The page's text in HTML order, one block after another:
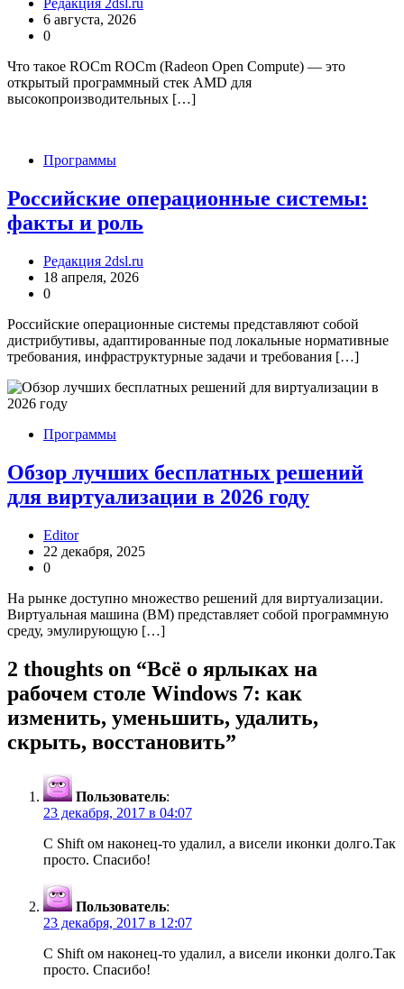
Редакция 2dsl.ru
6 августа, 2026
0
Что такое ROCm ROCm (Radeon Open Compute) — это
открытый программный стек AMD для
высокопроизводительных […]
Программы
Российские операционные системы:
факты и роль
Редакция 2dsl.ru
18 апреля, 2026
0
Российские операционные системы представляют собой
дистрибутивы, адаптированные под локальные нормативные
требования, инфраструктурные задачи и требования […]
Программы
Обзор лучших бесплатных решений
для виртуализации в 2026 году
Editor
22 декабря, 2025
0
На рынке доступно множество решений для виртуализации.
Виртуальная машина (ВМ) представляет собой программную
среду, эмулирующую […]
2 thoughts on “Всё о ярлыках на
рабочем столе Windows 7: как
изменить, уменьшить, удалить,
скрыть, восстановить”
Пользователь:
23 декабря, 2017 в 04:07
С Shift ом наконец-то удалил, а висели иконки долго.Так
просто. Спасибо!
Пользователь:
23 декабря, 2017 в 12:07
С Shift ом наконец-то удалил, а висели иконки долго.Так
просто. Спасибо!